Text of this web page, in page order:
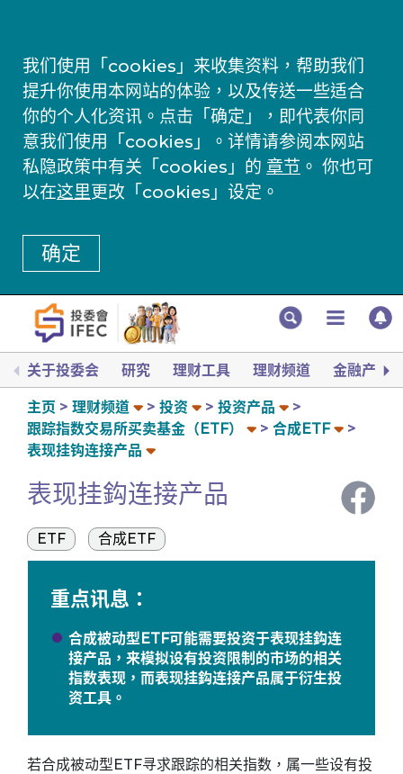
我们使用「cookies」来收集资料，帮助我们
提升你使用本网站的体验，以及传送一些适合
你的个人化资讯。点击「确定」，即代表你同
意我们使用「cookies」。详情请参阅本网站
私隐政策中有关「cookies」的 章节 。 你也可
以在这里更改「cookies」设定。
确定
关于投委会 研究 理财工具 理财频道 金融产品
主页 理财频道 投资
投资产品
跟踪指数交易所买卖基金（ETF）
合成ETF
表现挂钩连接产品
表现挂鈎连接产品
ETF 合成ETF
重点讯息：
合成被动型ETF可能需要投资于表现挂鈎连
接产品，来模拟设有投资限制的市场的相关
指数表现，而表现挂鈎连接产品属于衍生投
资工具。
若合成被动型ETF寻求跟踪的相关指数，属一些设有投